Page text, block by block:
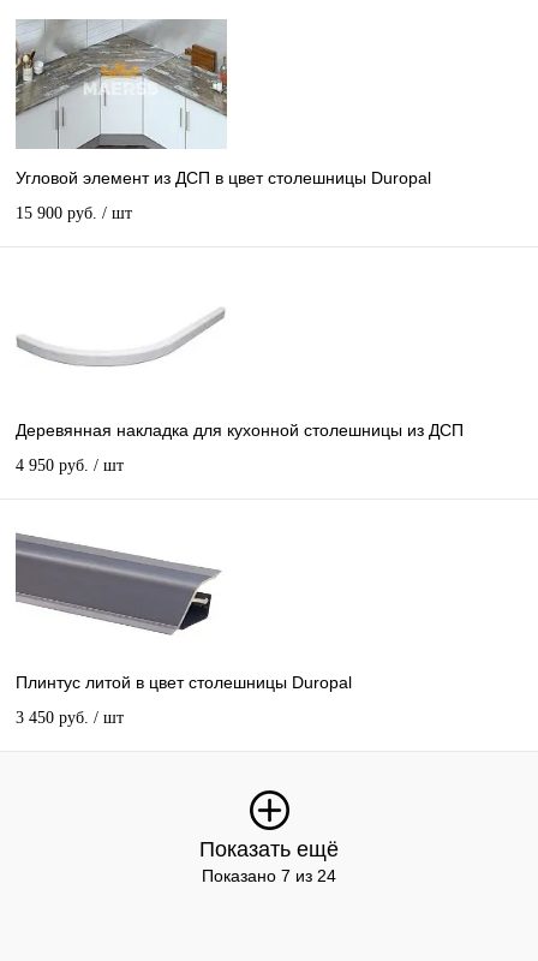
Угловой элемент из ДСП в цвет столешницы Duropal
15 900 руб. / шт
Деревянная накладка для кухонной столешницы из ДСП
4 950 руб. / шт
Плинтус литой в цвет столешницы Duropal
3 450 руб. / шт
Показать ещё
Показано 7 из 24